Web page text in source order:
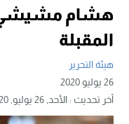
هشام مشيشي
المقبلة
هيئة التحرير
26 يوليو 2020
آخر تحديث :الأحد, 26 يوليو, 2020 - 6:12 صباحًا